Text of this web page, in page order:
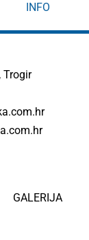
INFO
GALERIJA
Trogir